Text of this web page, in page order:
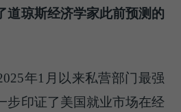
道琼斯经济学家此前预测的
年1月以来私营部门最强
步印证了美国就业市场在经